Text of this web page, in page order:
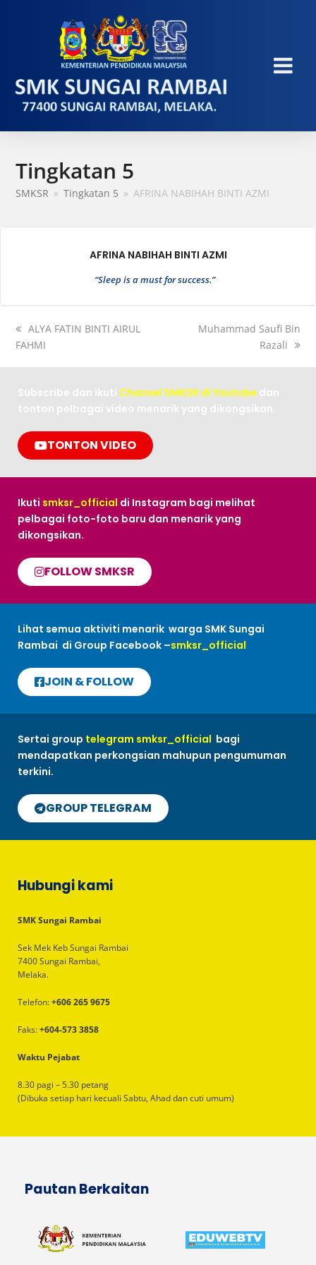
Tingkatan 5
SMKSR » Tingkatan 5 » AFRINA NABIHAH BINTI AZMI
AFRINA NABIHAH BINTI AZMI
“Sleep is a must for success.”
ALYA FATIN BINTI AIRUL
FAHMI
Muhammad Saufi Bin
Razali
Subscribe dan ikuti Channel SMKSR di Youtube dan
tonton pelbagai video menarik yang dikongsikan.
TONTON VIDEO
Ikuti smksr_official di Instagram bagi melihat
pelbagai foto-foto baru dan menarik yang
dikongsikan.
FOLLOW SMKSR
Lihat semua aktiviti menarik warga SMK Sungai
Rambai di Group Facebook –smksr_official
JOIN & FOLLOW
Sertai group telegram smksr_official bagi
mendapatkan perkongsian mahupun pengumuman
terkini.
GROUP TELEGRAM
Hubungi kami
SMK Sungai Rambai
Sek Mek Keb Sungai Rambai
7400 Sungai Rambai,
Melaka.
Telefon:+606 265 9675
Faks:+604-573 3858
Waktu Pejabat
8.30 pagi – 5.30 petang
(Dibuka setiap hari kecuali Sabtu, Ahad dan cuti umum)
Pautan Berkaitan